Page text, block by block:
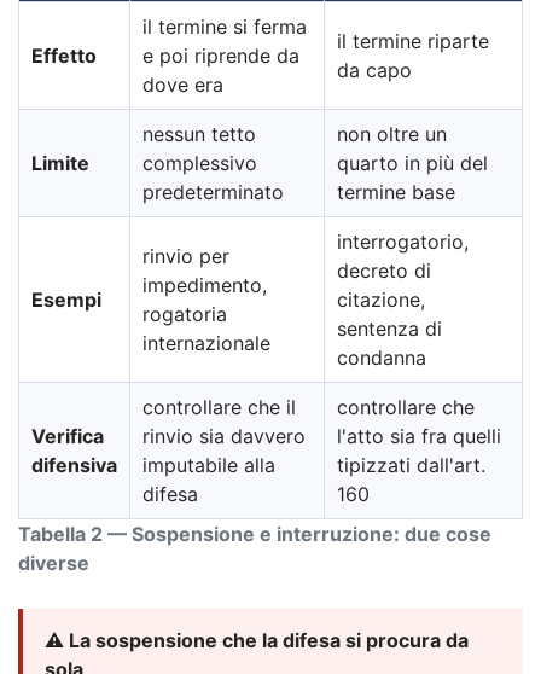
Tabella 2 — Sospensione e interruzione: due cose
diverse
Effetto
il termine si ferma
e poi riprende da
dove era
il termine riparte
da capo
Limite
nessun tetto
complessivo
predeterminato
non oltre un
quarto in più del
termine base
Esempi
rinvio per
impedimento,
rogatoria
internazionale
interrogatorio,
decreto di
citazione,
sentenza di
condanna
Verifica
difensiva
controllare che il
rinvio sia davvero
imputabile alla
difesa
controllare che
l'atto sia fra quelli
tipizzati dall'art.
160
⚠️ La sospensione che la difesa si procura da
sola